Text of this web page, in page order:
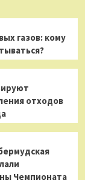
газов: кому
отходов
Чемпионата